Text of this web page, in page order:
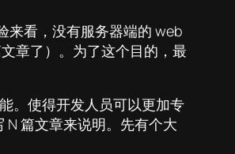
来看，没有服务器端的 web
章了）。为了这个目的，最
。使得开发人员可以更加专
篇文章来说明。先有个大